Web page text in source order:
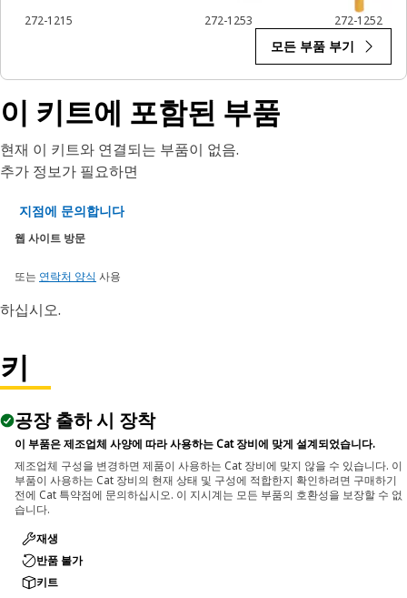
272-1215 272-1253 272-1252
모든 부품 부기
이 키트에 포함된 부품
현재 이 키트와 연결되는 부품이 없음.
추가 정보가 필요하면
지점에 문의합니다
웹 사이트 방문
또는 연락처 양식 사용
하십시오.
키
공장 출하 시 장착
이 부품은 제조업체 사양에 따라 사용하는 Cat 장비에 맞게 설계되었습니다.
제조업체 구성을 변경하면 제품이 사용하는 Cat 장비에 맞지 않을 수 있습니다. 이
부품이 사용하는 Cat 장비의 현재 상태 및 구성에 적합한지 확인하려면 구매하기
전에 Cat 특약점에 문의하십시오. 이 지시계는 모든 부품의 호환성을 보장할 수 없
습니다.
재생
반품 불가
키트